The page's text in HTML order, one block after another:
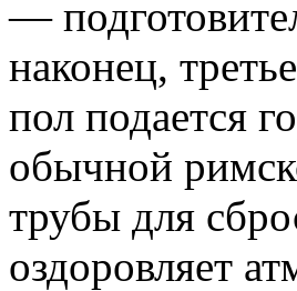
—
наконец,
пол подается
обычной
трубы для
оздоровляет